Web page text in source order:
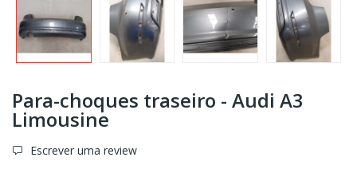
Para-choques traseiro - Audi A3
Limousine
Escrever uma review